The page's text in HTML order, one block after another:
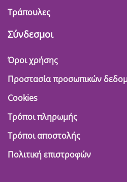
Τράπουλες
Σύνδεσμοι
Όροι χρήσης
Προστασία προσωπικών
Cookies
Τρόποι πληρωμής
Τρόποι αποστολής
Πολιτική επιστροφών